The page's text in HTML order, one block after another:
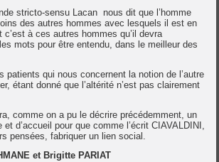
stricto-sensu Lacan nous dit que l’homme
des autres hommes avec lesquels il est en
c’est à ces autres hommes qu’il devra
mots pour être entendu, dans le meilleur des
patients qui nous concernent la notion de l’autre
étant donné que l’altérité n’est pas clairement
comme on a pu le décrire précédemment, un
d’accueil pour que comme l’écrit CIAVALDINI,
pensées, fabriquer un lien social.
et Brigitte PARIAT